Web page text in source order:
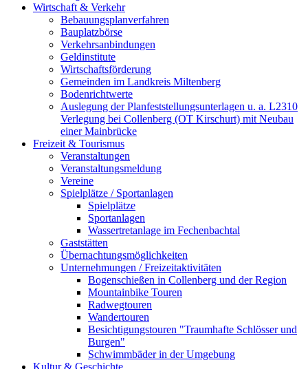
Wirtschaft & Verkehr
Bebauungsplanverfahren
Bauplatzbörse
Verkehrsanbindungen
Geldinstitute
Wirtschaftsförderung
Gemeinden im Landkreis Miltenberg
Bodenrichtwerte
Auslegung der Planfeststellungsunterlagen u. a. L2310
Verlegung bei Collenberg (OT Kirschurt) mit Neubau
einer Mainbrücke
Freizeit & Tourismus
Veranstaltungen
Veranstaltungsmeldung
Vereine
Spielplätze / Sportanlagen
Spielplätze
Sportanlagen
Wassertretanlage im Fechenbachtal
Gaststätten
Übernachtungsmöglichkeiten
Unternehmungen / Freizeitaktivitäten
Bogenschießen in Collenberg und der Region
Mountainbike Touren
Radwegtouren
Wandertouren
Besichtigungstouren "Traumhafte Schlösser und
Burgen"
Schwimmbäder in der Umgebung
Kultur & Geschichte